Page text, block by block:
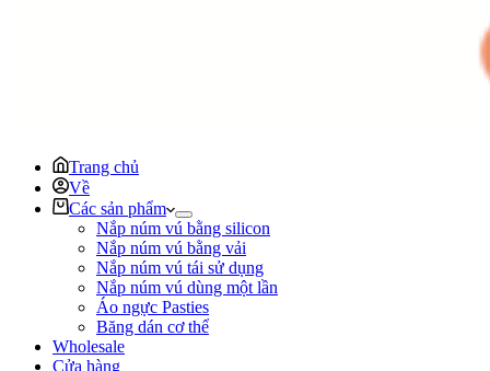
Trang chủ
Về
Các sản phẩm
Nắp núm vú bằng silicon
Nắp núm vú bằng vải
Nắp núm vú tái sử dụng
Nắp núm vú dùng một lần
Áo ngực Pasties
Băng dán cơ thể
Wholesale
Cửa hàng